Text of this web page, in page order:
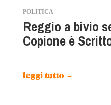
POLITICA
Reggio a bivio
Copione è
leggi tutto →